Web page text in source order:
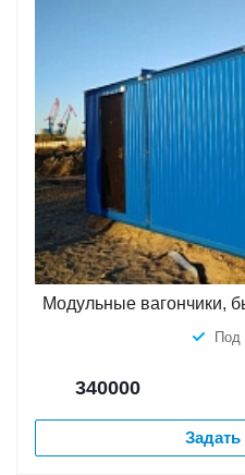
Модульные вагончики,
Под
340000